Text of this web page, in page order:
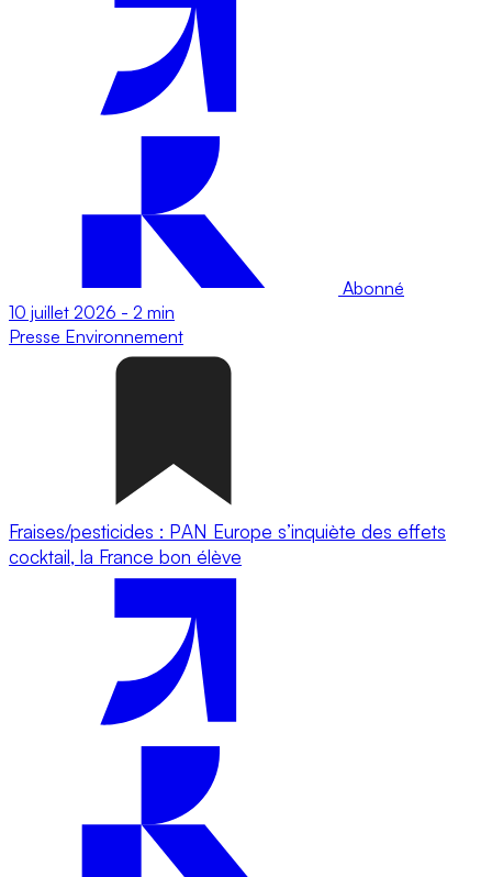
Abonné
10 juillet 2026 - 2 min
Presse Environnement
Fraises/pesticides : PAN Europe s’inquiète des effets
cocktail, la France bon élève